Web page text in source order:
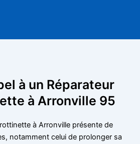
à un Réparateur
à Arronville 95
à Arronville présente de
notamment celui de prolonger sa